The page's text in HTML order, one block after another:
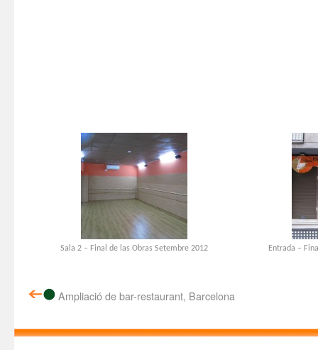
Sala 2 – Final de las Obras Setembre 2012 Entrada –
Ampliació de bar-restaurant, Barcelona